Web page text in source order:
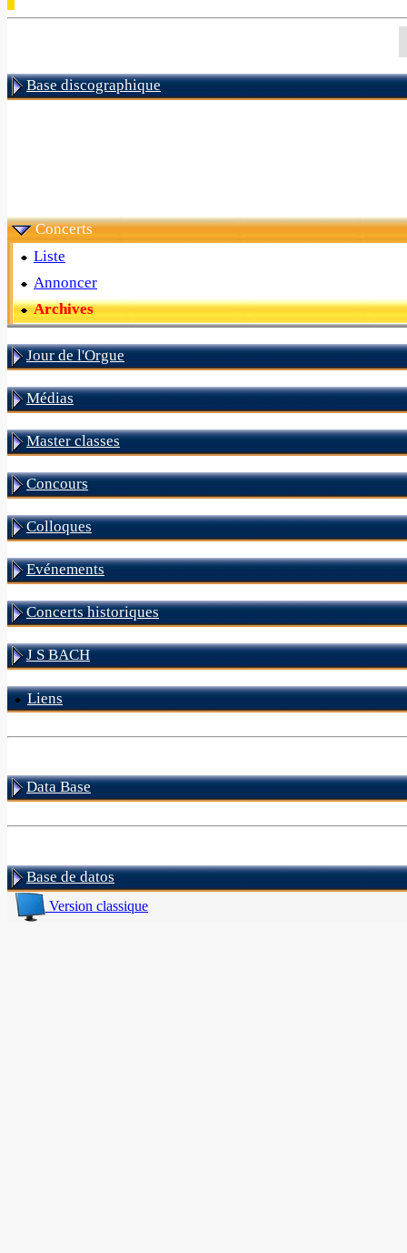
Base discographique
Concerts
Liste
Annoncer
Archives
Jour de l'Orgue
Médias
Master classes
Concours
Colloques
Evénements
Concerts historiques
J S BACH
Liens
Data Base
Base de datos
Version classique